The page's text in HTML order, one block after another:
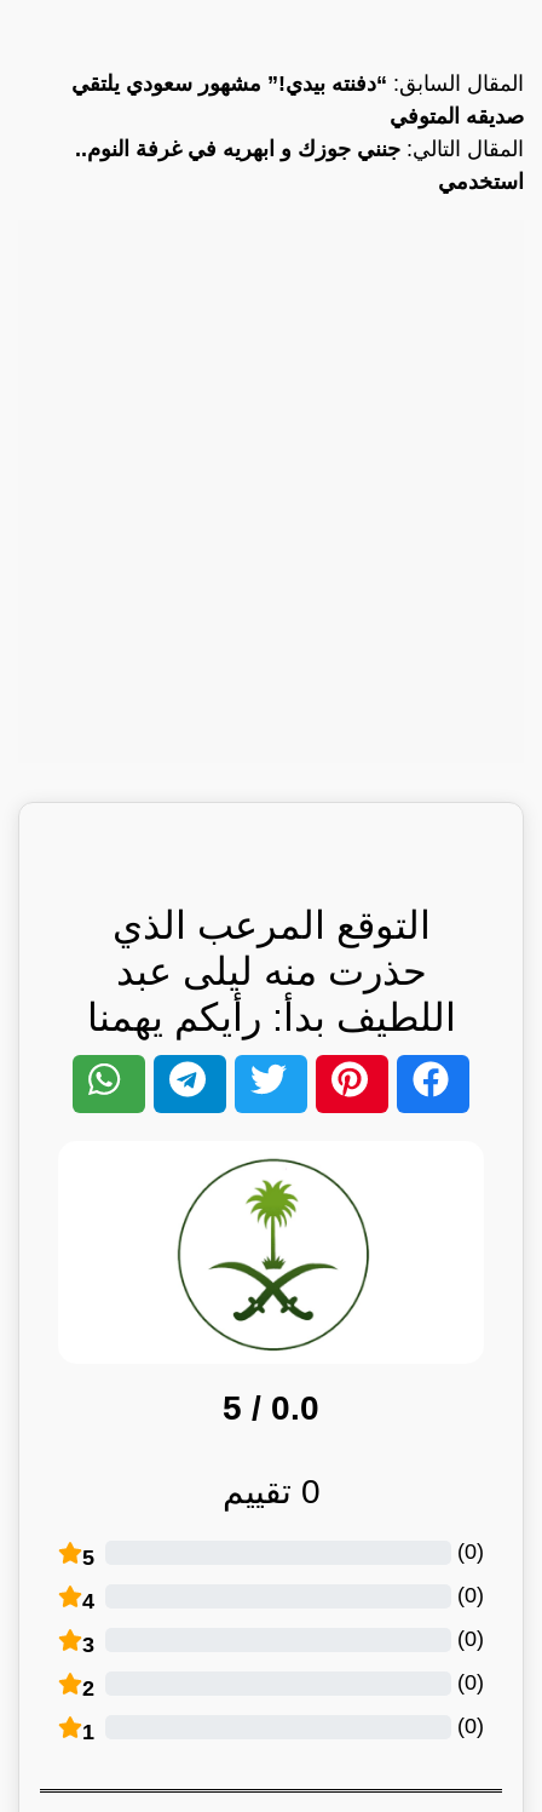
المقال السابق: “دفنته بيدي!” مشهور سعودي يلتقي
صديقه المتوفي
المقال التالي: جنني جوزك و ابهريه في غرفة النوم..
استخدمي
التوقع المرعب الذي
حذرت منه ليلى عبد
اللطيف بدأ: رأيكم يهمنا
0.0
/ 5
0 تقييم
5 (
0
)
4 (
0
)
3 (
0
)
2 (
0
)
1 (
0
)